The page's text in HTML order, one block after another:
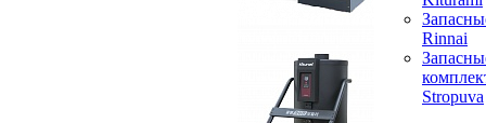
Rinnai
Stropuva